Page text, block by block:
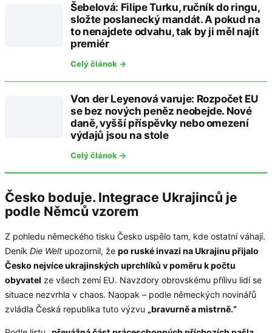
Šebelová: Filipe Turku, ručník do ringu,
složte poslanecký mandát. A pokud na
to nenajdete odvahu, tak by ji měl najít
premiér
Celý článok →
Von der Leyenová varuje: Rozpočet EU
se bez nových peněz neobejde. Nové
daně, vyšší příspěvky nebo omezení
výdajů jsou na stole
Celý článok →
Česko boduje. Integrace Ukrajinců je
podle Němců vzorem
Z pohledu německého tisku Česko uspělo tam, kde ostatní váhají.
Deník Die Welt upozornil, že po ruské invazi na Ukrajinu přijalo
Česko nejvíce ukrajinských uprchlíků v poměru k počtu
obyvatel ze všech zemí EU. Navzdory obrovskému přílivu lidí se
situace nezvrhla v chaos. Naopak – podle německých novinářů
zvládla Česká republika tuto výzvu „bravurně a mistrně.“